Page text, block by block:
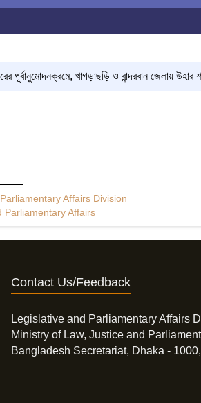
পূর্বানুমোদনক্রমে, খাগড়াছড়ি ও বান্দরবান জেলায় উহার
Affairs Division
Parliamentary Affairs
Contact Us/Feedback
Legislative and Parliamentary Affairs
Ministry of Law, Justice and
Bangladesh Secretariat, Dhaka -